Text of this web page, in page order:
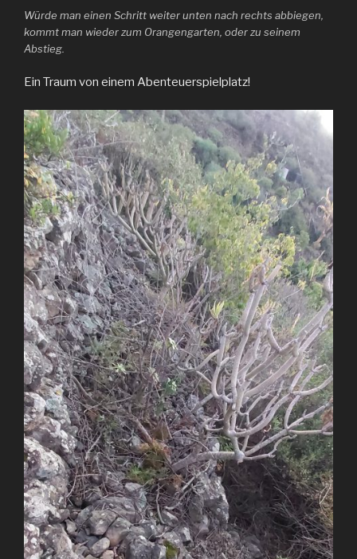
Würde man einen Schritt weiter unten nach rechts abbiegen,
kommt man wieder zum Orangengarten, oder zu seinem
Abstieg.
Ein Traum von einem Abenteuerspielplatz!